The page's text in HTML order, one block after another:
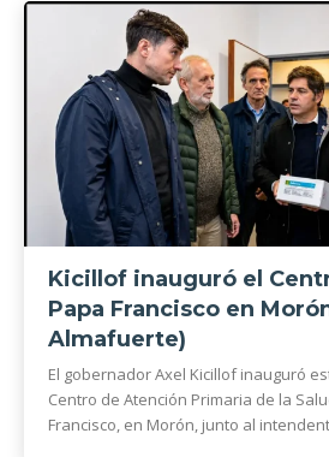
Kicillof inauguró el
Papa Francisco en
Almafuerte)
El gobernador Axel Kicillof inauguró
Centro de Atención Primaria de la
Francisco, en Morón, junto al